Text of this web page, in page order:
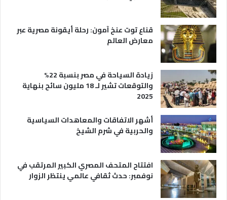
قناع توت عنخ آمون: رحلة أيقونة مصرية عبر
معارض العالم
زيادة السياحة في مصر بنسبة 22%
والتوقعات تشير لـ 18 مليون سائح بنهاية
2025
أشهر الاتفاقات والمعاهدات السياسية
والحربية في شرم الشيخ
افتتاح المتحف المصري الكبير المرتقب في
نوفمبر: حدث ثقافي عالمي ينتظر الزوار